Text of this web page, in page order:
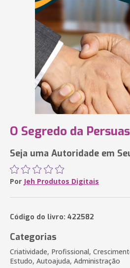
O Segredo da
Seja uma Autoridade em
Por Jeh Produtos Digitais
Código do livro: 422582
Categorias
Criatividade, Profissional,
Estudo, Autoajuda, Administração